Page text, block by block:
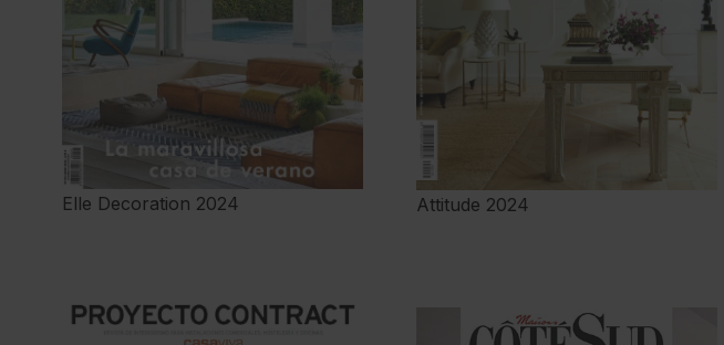
Elle Decoration 2024 Attitude 2024